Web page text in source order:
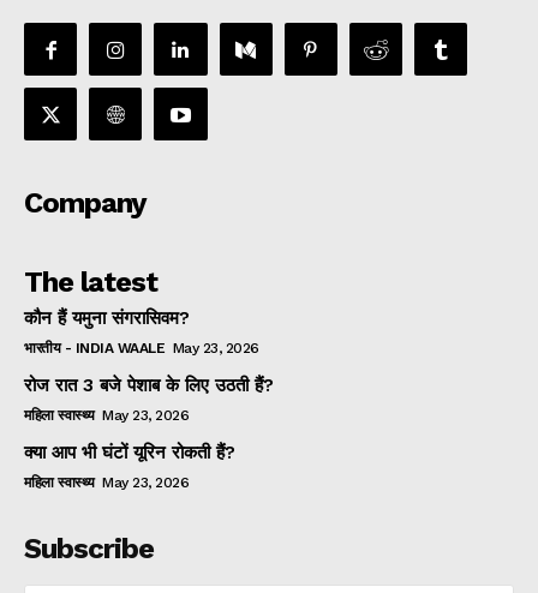
Company
The latest
कौन हैं यमुना संगरासिवम?
भारतीय - INDIA WAALE May 23, 2026
रोज रात 3 बजे पेशाब के लिए उठती हैं?
महिला स्वास्थ्य May 23, 2026
क्या आप भी घंटों यूरिन रोकती हैं?
महिला स्वास्थ्य May 23, 2026
Subscribe